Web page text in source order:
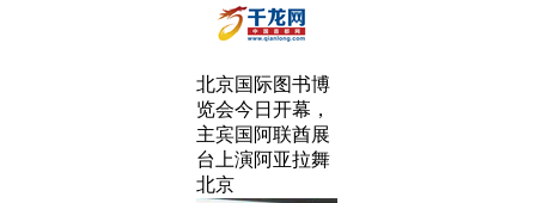
北京国际图书博
览会今日开幕，
主宾国阿联酋展
台上演阿亚拉舞
北京